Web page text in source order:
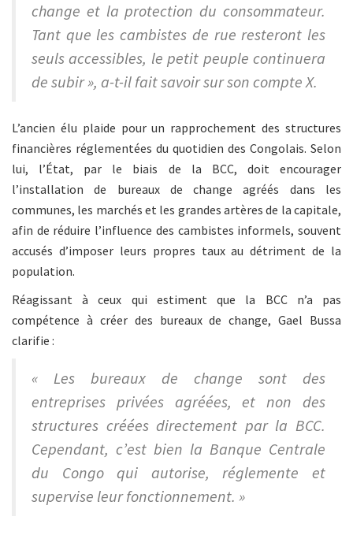
change et la protection du consommateur.
Tant que les cambistes de rue resteront les
seuls accessibles, le petit peuple continuera
de subir », a-t-il fait savoir sur son compte X.
L’ancien élu plaide pour un rapprochement des structures
financières réglementées du quotidien des Congolais. Selon
lui, l’État, par le biais de la BCC, doit encourager
l’installation de bureaux de change agréés dans les
communes, les marchés et les grandes artères de la capitale,
afin de réduire l’influence des cambistes informels, souvent
accusés d’imposer leurs propres taux au détriment de la
population.
Réagissant à ceux qui estiment que la BCC n’a pas
compétence à créer des bureaux de change, Gael Bussa
clarifie :
« Les bureaux de change sont des
entreprises privées agréées, et non des
structures créées directement par la BCC.
Cependant, c’est bien la Banque Centrale
du Congo qui autorise, réglemente et
supervise leur fonctionnement. »